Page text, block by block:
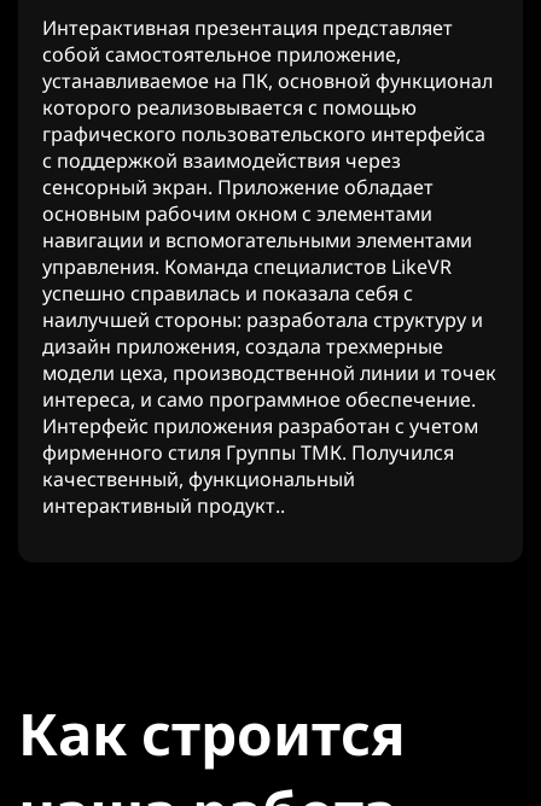
Интерактивная презентация представляет
собой самостоятельное приложение,
устанавливаемое на ПК, основной функционал
которого реализовывается с помощью
графического пользовательского интерфейса
с поддержкой взаимодействия через
сенсорный экран. Приложение обладает
основным рабочим окном с элементами
навигации и вспомогательными элементами
управления. Команда специалистов LikeVR
успешно справилась и показала себя с
наилучшей стороны: разработала структуру и
дизайн приложения, создала трехмерные
модели цеха, производственной линии и точек
интереса, и само программное обеспечение.
Интерфейс приложения разработан с учетом
фирменного стиля Группы ТМК. Получился
качественный, функциональный
интерактивный продукт..
Как строится